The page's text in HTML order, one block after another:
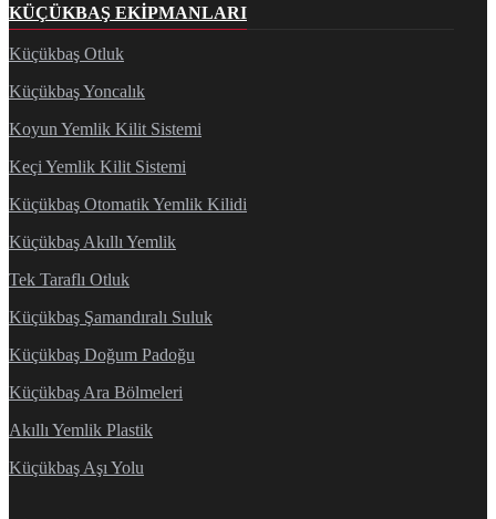
KÜÇÜKBAŞ EKIPMANLARI
Küçükbaş Otluk
Küçükbaş Yoncalık
Koyun Yemlik Kilit Sistemi
Keçi Yemlik Kilit Sistemi
Küçükbaş Otomatik Yemlik Kilidi
Küçükbaş Akıllı Yemlik
Tek Taraflı Otluk
Küçükbaş Şamandıralı Suluk
Küçükbaş Doğum Padoğu
Küçükbaş Ara Bölmeleri
Akıllı Yemlik Plastik
Küçükbaş Aşı Yolu